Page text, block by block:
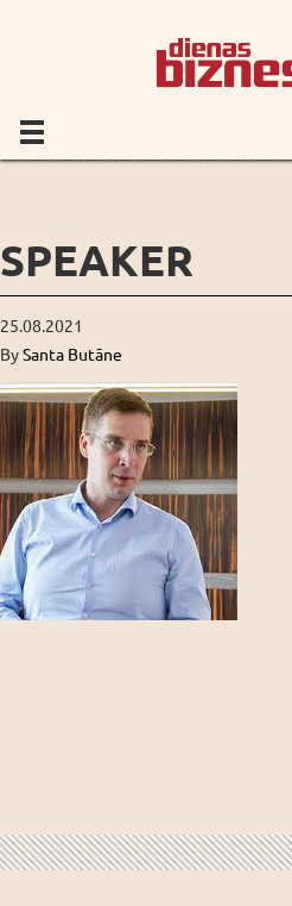
SPEAKER
25.08.2021
BySanta Butāne